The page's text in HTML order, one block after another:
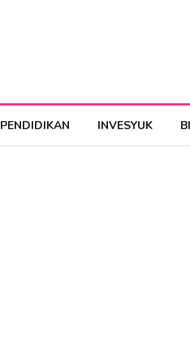
PENDIDIKAN INVESYUK